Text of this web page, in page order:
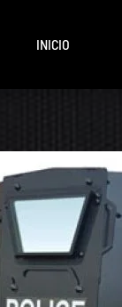
INICIO